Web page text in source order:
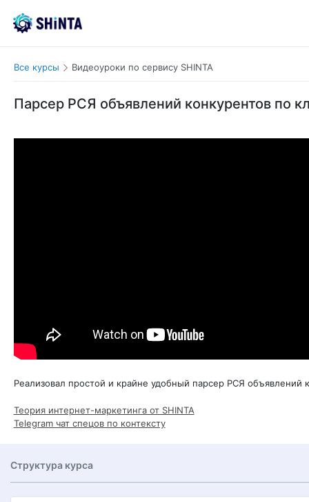
Все курсы Видеоуроки по сервису SHINTA
Парсер РСЯ объявлений конкурентов по
Реализовал простой и крайне удобный парсер РСЯ объявлений
Теория интернет-маркетинга от SHINTA
Telegram чат спецов по контексту
Структура курса